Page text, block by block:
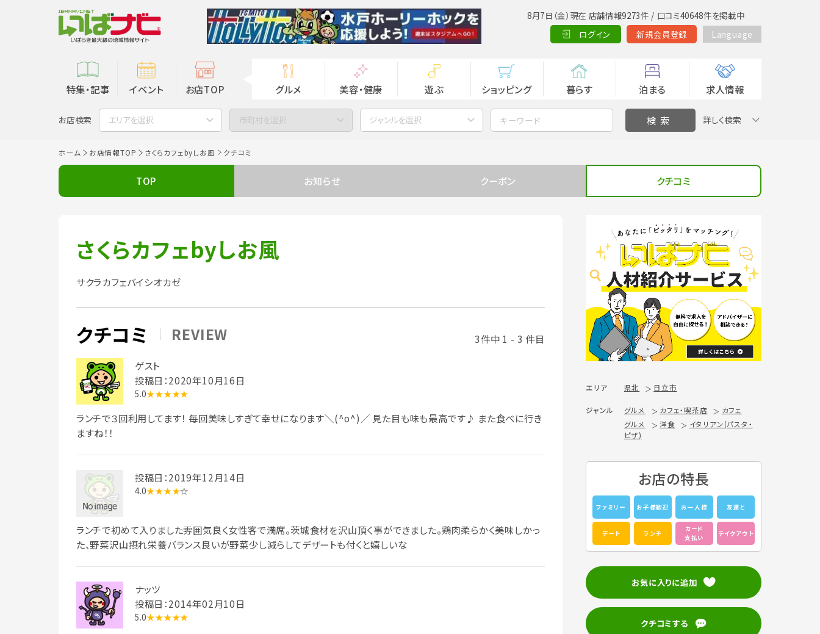
8月7日（金）現在 店舗情報9273件 / 口コミ40648件を掲載中
ログイン
新規会員登録 Language
特集・記事 イベント お店TOP グルメ 美容・健康 遊ぶ ショッピング 暮らす 泊まる 求人情報
お店検索 エリアを選択 市町村を選択 ジャンルを選択 詳しく検索
ホーム お店情報TOP さくらカフェbyしお風 クチコミ
TOP お知らせ クーポン クチコミ
さくらカフェbyしお風
サクラカフェバイシオカゼ
クチコミ REVIEW
3件中 1 - 3 件目
ゲスト
投稿日：2020年10月16日
5.0★★★★★
ランチで３回利用してます！ 毎回美味しすぎて幸せになります＼(^o^)／ 見た目も味も最高です♪ また食べに行き
ますね！！
投稿日：2019年12月14日
4.0★★★★☆
ランチで初めて入りました雰囲気良く女性客で満席。茨城食材を沢山頂く事ができました。鶏肉柔らかく美味しかっ
た、野菜沢山摂れ栄養バランス良いが野菜少し減らしてデザートも付くと嬉しいな
ナッツ
投稿日：2014年02月10日
5.0★★★★★
エリア 県北 日立市
ジャンル グルメ カフェ・喫茶店
カフェ
グルメ
洋食
イタリアン(パスタ・
ピザ)
お店の特長
ファミリー お子様歓迎 お一人様 友達と
デート ランチ
カード
支払い
テイクアウト
お気に入りに追加
クチコミする